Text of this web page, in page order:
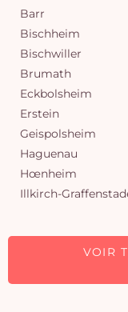
Barr
Bischheim
Bischwiller
Brumath
Eckbolsheim
Erstein
Geispolsheim
Haguenau
Hœnheim
Illkirch-
VOIR